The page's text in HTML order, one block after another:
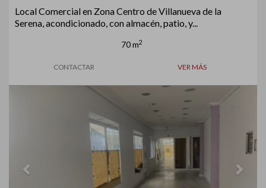
Local Comercial en Zona Centro de Villanueva de la
Serena, acondicionado, con almacén, patio, y...
70 m2
CONTACTAR VER MÁS
Next